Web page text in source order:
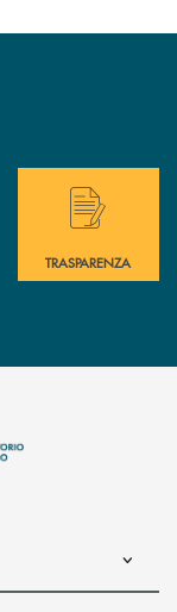
immediata?
Hai bisogno di
TRASPARENZA